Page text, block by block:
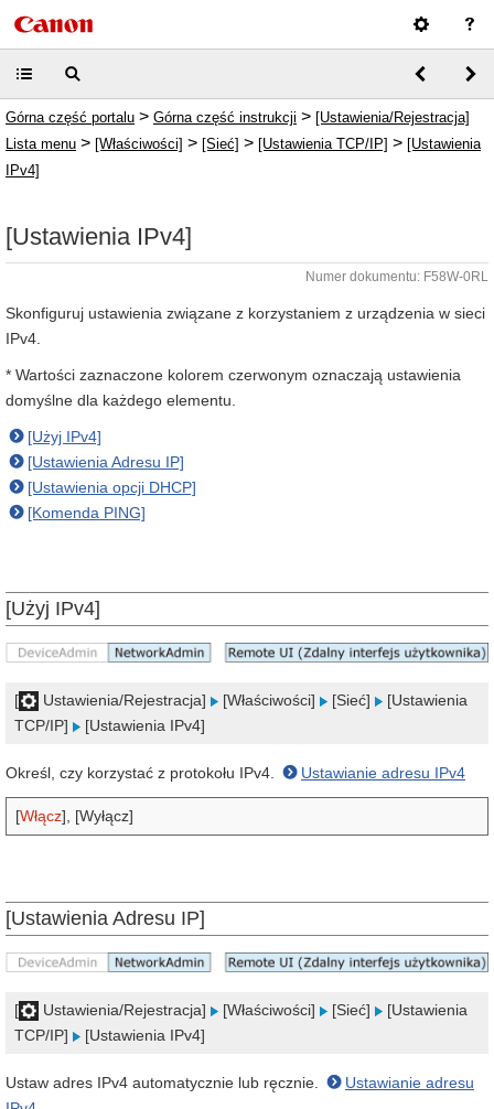
Górna część portalu > Górna część instrukcji > [Ustawienia/Rejestracja]
Lista menu > [Właściwości] > [Sieć] > [Ustawienia TCP/IP] > [Ustawienia
IPv4]
[Ustawienia IPv4]
Numer dokumentu: F58W-0RL
Skonfiguruj ustawienia związane z korzystaniem z urządzenia w sieci
IPv4.
* Wartości zaznaczone kolorem czerwonym oznaczają ustawienia
domyślne dla każdego elementu.
[Użyj IPv4]
[Ustawienia Adresu IP]
[Ustawienia opcji DHCP]
[Komenda PING]
[Użyj IPv4]
[ Ustawienia/Rejestracja] [Właściwości] [Sieć]
[Ustawienia
TCP/IP]
[Ustawienia IPv4]
Określ, czy korzystać z protokołu IPv4. Ustawianie adresu IPv4
[Włącz], [Wyłącz]
[Ustawienia Adresu IP]
[ Ustawienia/Rejestracja] [Właściwości] [Sieć]
[Ustawienia
TCP/IP]
[Ustawienia IPv4]
Ustaw adres IPv4 automatycznie lub ręcznie.
Ustawianie adresu